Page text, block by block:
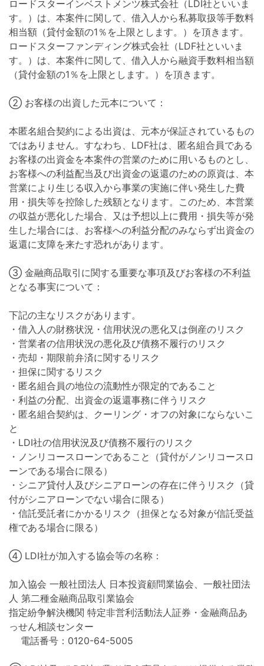
ロードスターインベストメンツ株式会社（LDI社といいま
す。）は、本案件に関して、借入人から私募取扱等手数料
相当額（貸付金額の1％を上限とします。）を頂きます。
ロードスターファンディング株式会社（LDF社といいま
す。）は、本案件に関して、借入人から融資手数料相当額
（貸付金額の1％を上限とします。）を頂きます。
② お客様の出資した元本について：
本匿名組合契約による出資は、元本が保証されているもの
ではありません。すなわち、LDF社は、匿名組合員である
お客様の出資金を本案件の営業のために用いるものとし、
お客様への利益配当及び出資金の返還のための原資は、本
営業により生じる収入から事業の実施に伴い発生した費
用・損失等を控除した残額となります。このため、本営業
の収益が悪化した場合、又は予想以上に費用・損失等が発
生した場合には、お客様への利益分配のみならず出資金の
返還に支障を来たす恐れがあります。
③ 金融商品取引に関する重要な事項及びお客様の不利益
となる事実について：
下記の主なリスクがあります。
・借入人の財務状況・信用状況の悪化又は倒産のリスク
・営業者の信用状況の悪化及び債務不履行のリスク
・売却・期限前弁済に関するリスク
・担保に関するリスク
・匿名組合員の地位の流動性が限定的であること
・利益の分配、出資金の返還事務に伴うリスク
・匿名組合契約は、クーリング・オフの対象にならないこ
と
・LDI社の信用状況及び債務不履行のリスク
・ノンリコースローンであること（貸付がノンリコースロ
ーンである場合に限る）
・シニア貸付人及びシニアローンの存在に伴うリスク（貸
付がシニアローンでない場合に限る）
・信託受託者にかかるリスク（担保となる対象が信託受益
権である場合に限る）
④ LDI社が加入する協会等の名称：
加入協会 一般社団法人 日本投資顧問業協会、一般社団法
人 第二種金融商品取引業協会
指定紛争解決機関 特定非営利活動法人証券・金融商品あ
っせん相談センター
電話番号：0120-64-5005